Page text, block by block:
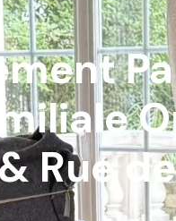
Rue